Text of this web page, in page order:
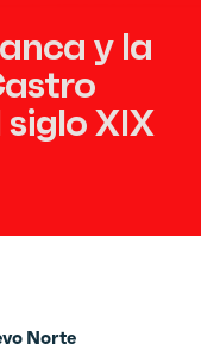
y la
XIX
Norte